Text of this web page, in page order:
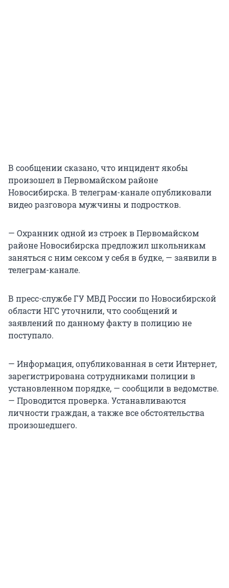
В сообщении сказано, что инцидент якобы
произошел в Первомайском районе
Новосибирска. В телеграм-канале опубликовали
видео разговора мужчины и подростков.
— Охранник одной из строек в Первомайском
районе Новосибирска предложил школьникам
заняться с ним сексом у себя в будке, — заявили в
телеграм-канале.
В пресс-службе ГУ МВД России по Новосибирской
области НГС уточнили, что сообщений и
заявлений по данному факту в полицию не
поступало.
— Информация, опубликованная в сети Интернет,
зарегистрирована сотрудниками полиции в
установленном порядке, — сообщили в ведомстве.
— Проводится проверка. Устанавливаются
личности граждан, а также все обстоятельства
произошедшего.